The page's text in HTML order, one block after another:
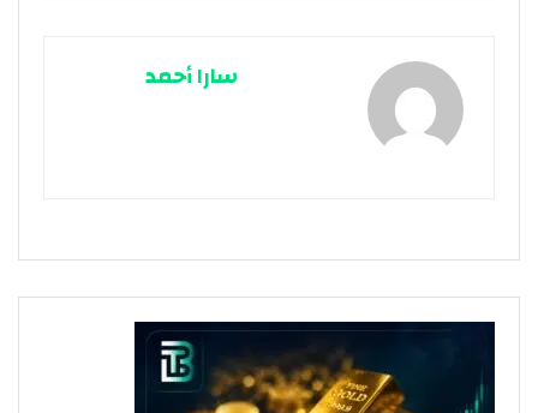
سارا أحمد